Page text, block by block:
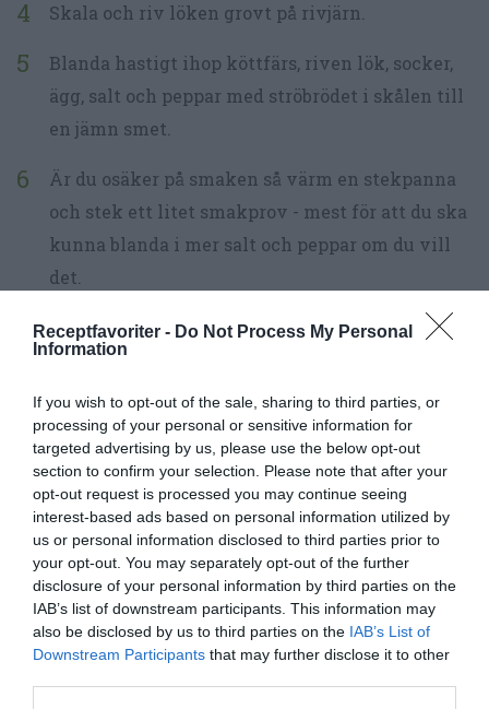
Receptfavoriter - Do Not Process My Personal
Information
If you wish to opt-out of the sale, sharing to third parties, or
processing of your personal or sensitive information for
targeted advertising by us, please use the below opt-out
section to confirm your selection. Please note that after your
opt-out request is processed you may continue seeing
interest-based ads based on personal information utilized by
us or personal information disclosed to third parties prior to
your opt-out. You may separately opt-out of the further
disclosure of your personal information by third parties on the
IAB’s list of downstream participants. This information may
also be disclosed by us to third parties on the IAB’s List of
Downstream Participants that may further disclose it to other
Skala och riv löken grovt på rivjärn.
Blanda hastigt ihop köttfärs, riven lök, socker,
ägg, salt och peppar med ströbrödet i skålen till
en jämn smet.
Är du osäker på smaken så värm en stekpanna
och stek ett litet smakprov - mest för att du ska
kunna blanda i mer salt och peppar om du vill
det.
Forma 8 stora eller 12 mindre biffar. Lägg på en
tallrik - gärna smord med lite olja.
Bryn köttfärsbiffarna på varje sida i en
stekpanna, 3-4 minuter på varje sida. Du kan
steka i lite olivolja, matolja och/eller smör. Bryn
3-4 stycken i taget. Lägg över efterhand i en
ugnsform eller på en tallrik.
När du brynt alla biffar lägger du tillbaka dem i
stekpannan och stek vidare på låg värme -
gärna under lock eller folie - tills de är
genomstekta. Det tar ca 10 minuter. Biffarna